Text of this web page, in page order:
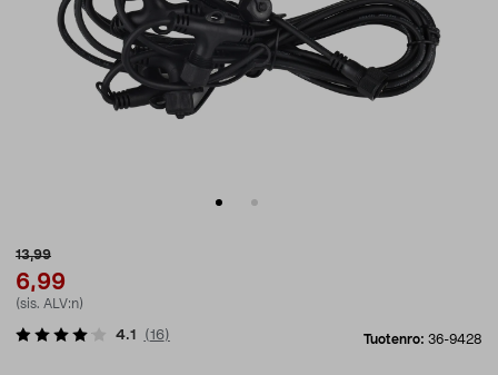
13,99
6,99
(sis. ALV:n)
Tuotenro: 36-9428
4.1 (16)